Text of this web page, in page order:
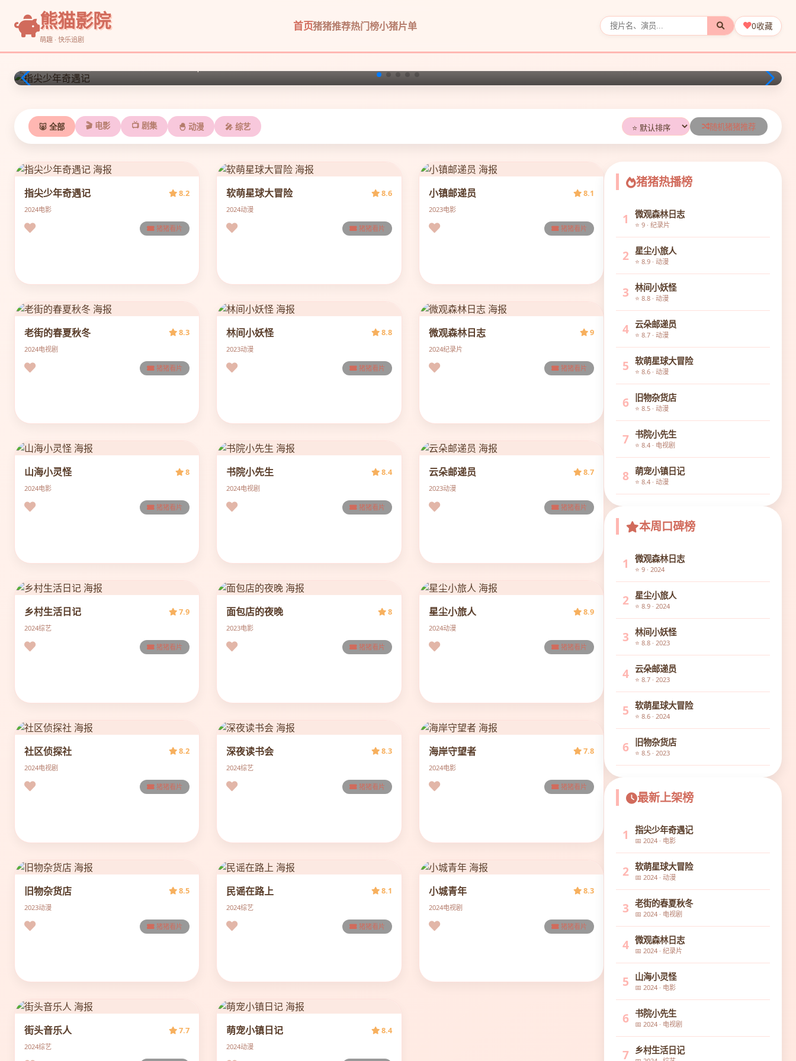
熊猫影院
萌趣 · 快乐追剧
首页猪猪推荐热门榜小猪片单 0收藏
🐷 指尖少年奇遇记
🐷 软萌星球大冒险
🐷 全部 🎬 电影 📺 剧集 🐣 动漫 🎤 综艺 随机猪猪推荐
指尖少年奇遇记 8.2
2024电影
猪猪看片
软萌星球大冒险 8.6
2024动漫
猪猪看片
小镇邮递员 8.1
2023电影
猪猪看片
老街的春夏秋冬 8.3
2024电视剧
猪猪看片
林间小妖怪 8.8
2023动漫
猪猪看片
微观森林日志 9
2024纪录片
猪猪看片
山海小灵怪 8
2024电影
猪猪看片
书院小先生 8.4
2024电视剧
猪猪看片
云朵邮递员 8.7
2023动漫
猪猪看片
乡村生活日记 7.9
2024综艺
猪猪看片
面包店的夜晚 8
2023电影
猪猪看片
星尘小旅人 8.9
2024动漫
猪猪看片
社区侦探社 8.2
2024电视剧
猪猪看片
深夜读书会 8.3
2024综艺
猪猪看片
海岸守望者 7.8
2024电影
猪猪看片
旧物杂货店 8.5
2023动漫
猪猪看片
民谣在路上 8.1
2024综艺
猪猪看片
小城青年 8.3
2024电视剧
猪猪看片
街头音乐人 7.7
2024综艺
萌宠小镇日记 8.4
2024动漫
猪猪热播榜
1 微观森林日志
⭐ 9 · 纪录片
2 星尘小旅人
⭐ 8.9 · 动漫
3 林间小妖怪
⭐ 8.8 · 动漫
4 云朵邮递员
⭐ 8.7 · 动漫
5 软萌星球大冒险
⭐ 8.6 · 动漫
6 旧物杂货店
⭐ 8.5 · 动漫
7 书院小先生
⭐ 8.4 · 电视剧
8 萌宠小镇日记
⭐ 8.4 · 动漫
本周口碑榜
1 微观森林日志
⭐ 9 · 2024
2 星尘小旅人
⭐ 8.9 · 2024
3 林间小妖怪
⭐ 8.8 · 2023
4 云朵邮递员
⭐ 8.7 · 2023
5 软萌星球大冒险
⭐ 8.6 · 2024
6 旧物杂货店
⭐ 8.5 · 2023
最新上架榜
1 指尖少年奇遇记
📅 2024 · 电影
2 软萌星球大冒险
📅 2024 · 动漫
3 老街的春夏秋冬
📅 2024 · 电视剧
4 微观森林日志
📅 2024 · 纪录片
5 山海小灵怪
📅 2024 · 电影
6 书院小先生
📅 2024 · 电视剧
7 乡村生活日记